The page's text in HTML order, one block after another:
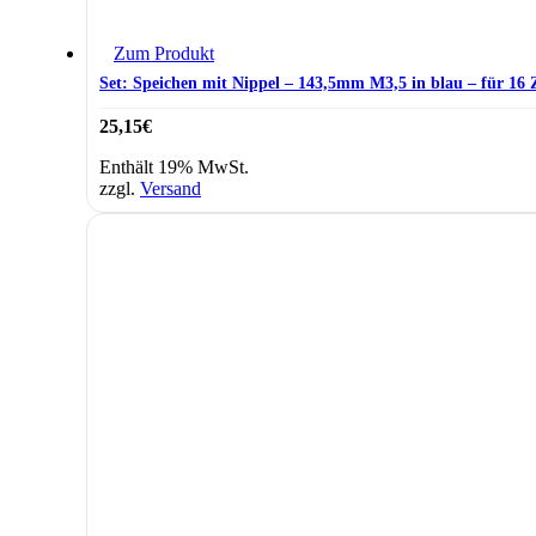
Zum Produkt
Set: Speichen mit Nippel – 143,5mm M3,5 in blau – für 16
25,15€
Enthält 19% MwSt.
zzgl. Versand